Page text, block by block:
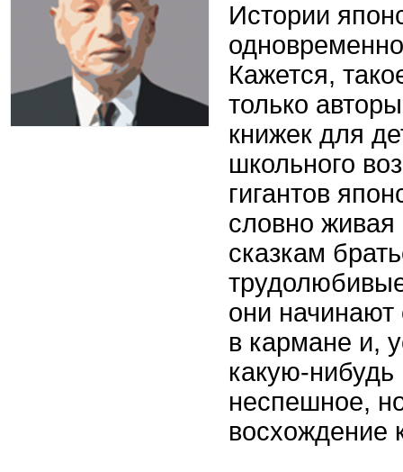
Истории
Кажется,
только
книжек для
школьного
гигантов
словно
сказкам
они начинают
в кармане и,
какую-
неспешное,
восхождение